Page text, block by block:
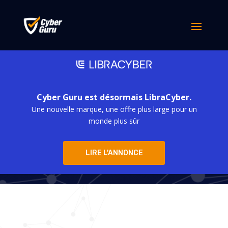
Cyber Guru est désormais LibraCyber.
Une nouvelle marque, une offre plus large pour un
monde plus sûr
LIRE L'ANNONCE
Cyber Guru